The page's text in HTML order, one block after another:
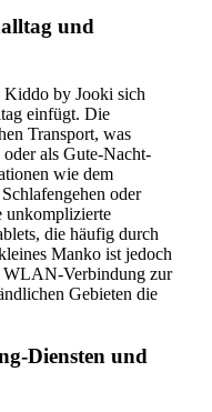
und
Kiddo by Jooki sich
einfügt. Die
Transport, was
als Gute-Nacht-
wie dem
oder
unkomplizierte
die häufig durch
Manko ist jedoch
WLAN-Verbindung zur
Gebieten die
Diensten und